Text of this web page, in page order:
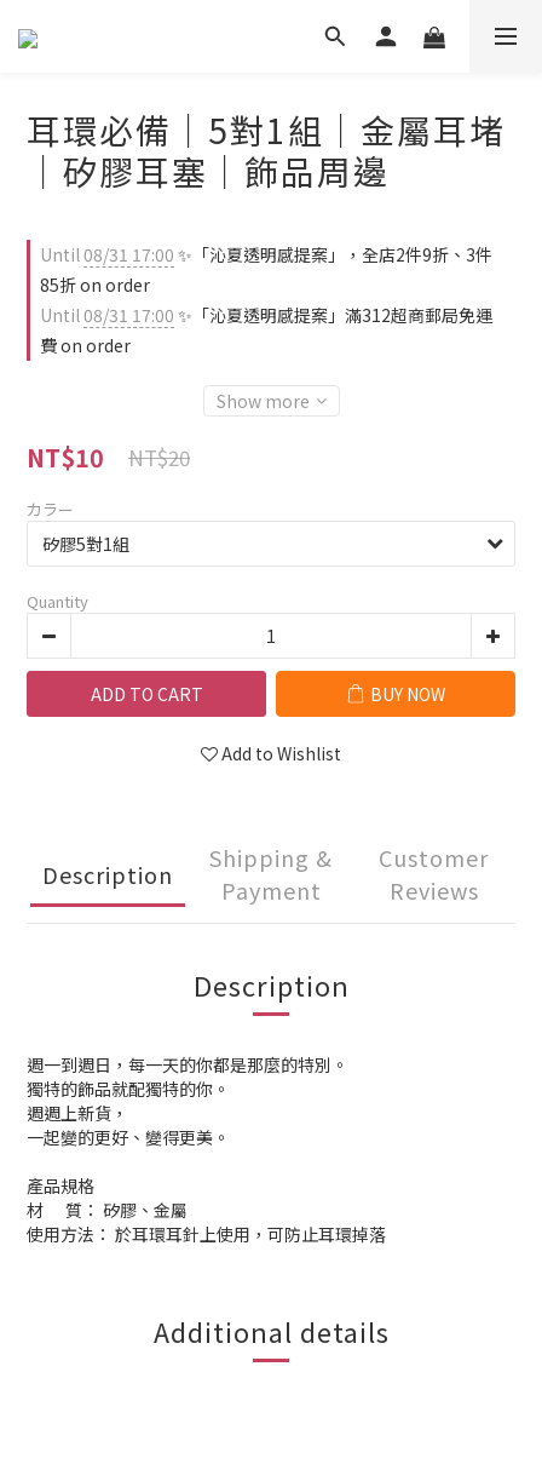
耳環必備｜5對1組｜金屬耳堵
｜矽膠耳塞｜飾品周邊
Until08/31 17:00 ✨「沁夏透明感提案」，全店2件9折、3件
85折 on order
Until08/31 17:00 ✨「沁夏透明感提案」滿312超商郵局免運
費 on order
Show more
NT$10 NT$20
カラー
Quantity
ADD TO CART BUY NOW
Add to Wishlist
Description
Shipping &
Payment
Customer
Reviews
Description
週一到週日，每一天的你都是那麼的特別。
獨特的飾品就配獨特的你。
週週上新貨，
一起變的更好、變得更美。
產品規格
材 質： 矽膠、金屬
使用方法： 於耳環耳針上使用，可防止耳環掉落
Additional details